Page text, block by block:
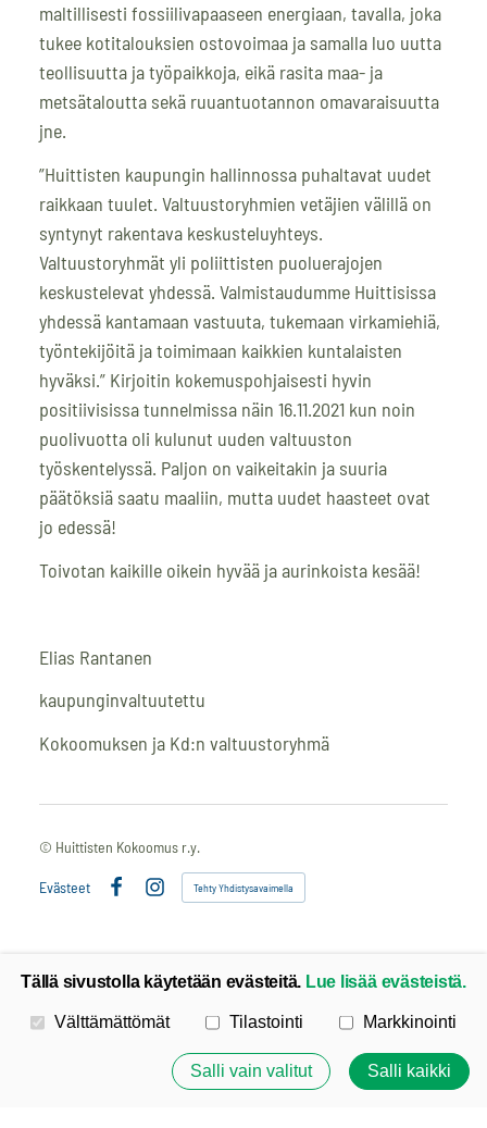
maltillisesti fossiilivapaaseen energiaan, tavalla, joka
tukee kotitalouksien ostovoimaa ja samalla luo uutta
teollisuutta ja työpaikkoja, eikä rasita maa- ja
metsätaloutta sekä ruuantuotannon omavaraisuutta
jne.
”Huittisten kaupungin hallinnossa puhaltavat uudet
raikkaan tuulet. Valtuustoryhmien vetäjien välillä on
syntynyt rakentava keskusteluyhteys.
Valtuustoryhmät yli poliittisten puoluerajojen
keskustelevat yhdessä. Valmistaudumme Huittisissa
yhdessä kantamaan vastuuta, tukemaan virkamiehiä,
työntekijöitä ja toimimaan kaikkien kuntalaisten
hyväksi.” Kirjoitin kokemuspohjaisesti hyvin
positiivisissa tunnelmissa näin 16.11.2021 kun noin
puolivuotta oli kulunut uuden valtuuston
työskentelyssä. Paljon on vaikeitakin ja suuria
päätöksiä saatu maaliin, mutta uudet haasteet ovat
jo edessä!
Toivotan kaikille oikein hyvää ja aurinkoista kesää!
Elias Rantanen
kaupunginvaltuutettu
Kokoomuksen ja Kd:n valtuustoryhmä
© Huittisten Kokoomus r.y.
Evästeet
Instagram
Tehty Yhdistysavaimella
Tällä sivustolla käytetään evästeitä. Lue lisää evästeistä.
Valitse käytettävät evästeet
Välttämättömät Tilastointi Markkinointi
Salli vain valitut Salli kaikki